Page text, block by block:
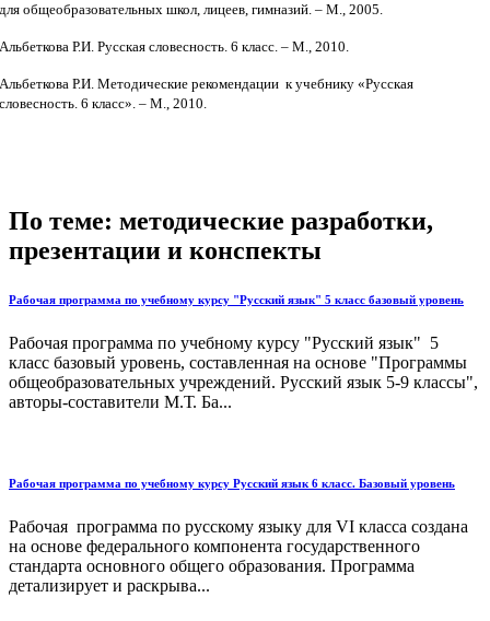
для общеобразовательных школ, лицеев, гимназий. – М., 2005.
Альбеткова Р.И. Русская словесность. 6 класс. – М., 2010.
Альбеткова Р.И. Методические рекомендации к учебнику «Русская
словесность. 6 класс». – М., 2010.
По теме: методические разработки,
презентации и конспекты
Рабочая программа по учебному курсу "Русский язык" 5 класс базовый уровень
Рабочая программа по учебному курсу "Русский язык" 5
класс базовый уровень, составленная на основе "Программы
общеобразовательных учреждений. Русский язык 5-9 классы",
авторы-составители М.Т. Ба...
Рабочая программа по учебному курсу Русский язык 6 класс. Базовый уровень
Рабочая программа по русскому языку для VI класса создана
на основе федерального компонента государственного
стандарта основного общего образования. Программа
детализирует и раскрыва...